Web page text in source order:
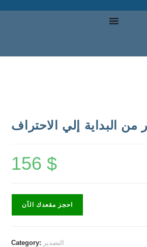
من البداية إلي الاحتراف
156$
احجز مقعدك الآن
Category: التصدير